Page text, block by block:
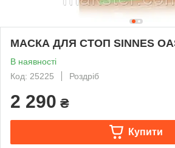
МАСКА ДЛЯ СТОП SINNES
В наявності
Код: 25225
Роздріб
2 290 ₴
Купити